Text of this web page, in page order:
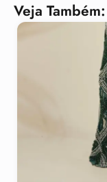
Veja Também: